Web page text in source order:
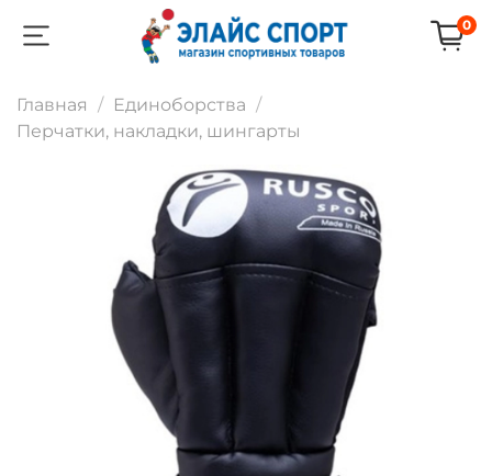
0
Главная
Единоборства
Перчатки, накладки, шингарты